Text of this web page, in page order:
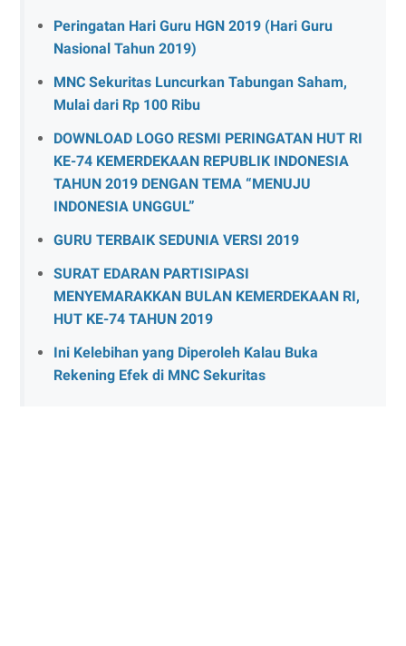
Peringatan Hari Guru HGN 2019 (Hari Guru
Nasional Tahun 2019)
MNC Sekuritas Luncurkan Tabungan Saham,
Mulai dari Rp 100 Ribu
DOWNLOAD LOGO RESMI PERINGATAN HUT RI
KE-74 KEMERDEKAAN REPUBLIK INDONESIA
TAHUN 2019 DENGAN TEMA “MENUJU
INDONESIA UNGGUL”
GURU TERBAIK SEDUNIA VERSI 2019
SURAT EDARAN PARTISIPASI
MENYEMARAKKAN BULAN KEMERDEKAAN RI,
HUT KE-74 TAHUN 2019
Ini Kelebihan yang Diperoleh Kalau Buka
Rekening Efek di MNC Sekuritas